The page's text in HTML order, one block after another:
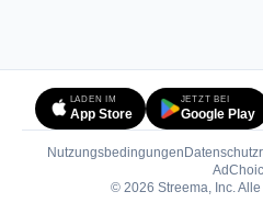
LADEN IM
App Store
JETZT BEI
Google Play
Nutzungsbedingungen
© 2026 Streema, Inc.